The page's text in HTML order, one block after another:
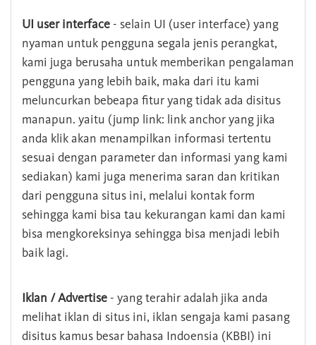
UI user interface - selain UI (user interface) yang
nyaman untuk pengguna segala jenis perangkat,
kami juga berusaha untuk memberikan pengalaman
pengguna yang lebih baik, maka dari itu kami
meluncurkan bebeapa fitur yang tidak ada disitus
manapun. yaitu (jump link: link anchor yang jika
anda klik akan menampilkan informasi tertentu
sesuai dengan parameter dan informasi yang kami
sediakan) kami juga menerima saran dan kritikan
dari pengguna situs ini, melalui kontak form
sehingga kami bisa tau kekurangan kami dan kami
bisa mengkoreksinya sehingga bisa menjadi lebih
baik lagi.
Iklan / Advertise - yang terahir adalah jika anda
melihat iklan di situs ini, iklan sengaja kami pasang
disitus kamus besar bahasa Indoensia (KBBI) ini